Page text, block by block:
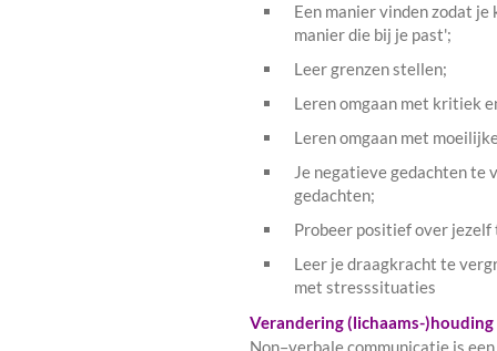
Een manier vinden zodat je
manier die bij je past';
Leer grenzen stellen;
Leren omgaan met kritiek
Leren omgaan met
Je negatieve gedachten te
gedachten;
Probeer positief over jezelf
Leer je draagkracht te
met stresssituaties
Verandering (lichaams-)houding
Non–verbale communicatie is